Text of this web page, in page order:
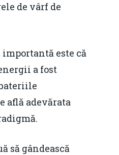
de vârf de
importantă este că
a fost
află adevărata
să gândească